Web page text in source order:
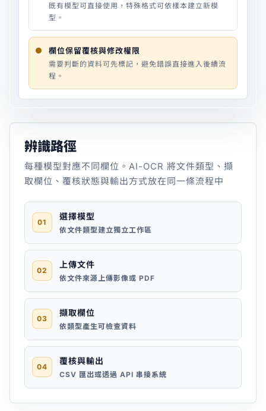
既有模型可直接使用，特殊格式可依樣本建立新模
型。
欄位保留覆核與修改權限
需要判斷的資料可先標記，避免錯誤直接進入後續流
程。
辨識路徑
每種模型對應不同欄位。AI-OCR 將文件類型、擷
取欄位、覆核狀態與輸出方式放在同一條流程中
01
選擇模型
依文件類型建立獨立工作區
02
上傳文件
依文件來源上傳影像或 PDF
03
擷取欄位
依類型產生可檢查資料
04
覆核與輸出
CSV 匯出或透過 API 串接系統